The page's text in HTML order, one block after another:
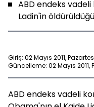
ABD endeks vadeli
Ladin'in
Giriş: 02 Mayıs 2011,
Güncelleme: 02 Mayıs 2011,
ABD endeks vadeli